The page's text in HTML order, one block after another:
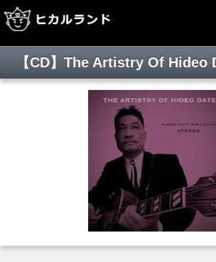
【CD】The Artistry Of Hideo